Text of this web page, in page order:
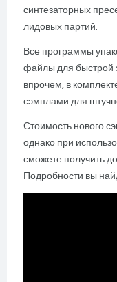
синтезаторных
лидовых партий.
Все программы
файлы для быстрой
впрочем, в
сэмплами для
Стоимость нового
однако при
сможете получить
Подробности вы